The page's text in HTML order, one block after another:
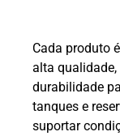
Cada produto
alta qualidade,
durabilidade
tanques e
suportar